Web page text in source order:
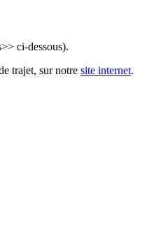
ci-dessous).
trajet, sur notre site internet.